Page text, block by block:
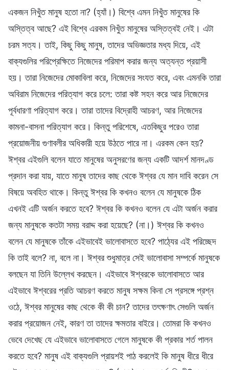
একজন নিখুঁত মানুষ হতো না? (হ্যাঁ।) বিশ্বে এমন নিখুঁত মানুষের কি
অস্তিত্ব আছে? এই বিশ্বে এরকম নিখুঁত মানুষের অস্তিত্বই নেই। এটা
চরম সত্য। তাই, কিছু কিছু মানুষ, তাদের অভিজ্ঞতার মধ্য দিয়ে, এই
বাক্যগুলির পরিপ্রেক্ষিতে নিজেদের পরিমাপ করার জন্য অত্যন্ত প্রয়াসী
হয়। তারা নিজেদের মোকাবিলা করে, নিজেদের সংযত করে, এবং এমনকি তারা
অবিরাম নিজেদের পরিত্যাগ করে চলে: তারা কষ্ট সহন করে আর নিজেদের
পূর্বধারণা পরিত্যাগ করে। তারা তাদের বিদ্রোহী আচরণ, আর নিজেদের
কামনা-বাসনা পরিত্যাগ করে। কিন্তু পরিশেষে, এতকিছুর পরেও তারা
প্রয়োজনীয় গুণাবলীর অধিকারী হয়ে উঠতে পারে না। এরকম কেন হয়?
ঈশ্বর এইগুলি বলেন যাতে মানুষের অনুসরণের জন্য একটি আদর্শ মানদণ্ড
প্রদান করা যায়, যাতে মানুষ তাদের কাছ থেকে ঈশ্বর যে মান দাবি করেন সে
বিষয়ে অবহিত থাকে। কিন্তু ঈশ্বর কি কখনও বলেন যে মানুষকে ঠিক
এখনই এটি অর্জন করতে হবে? ঈশ্বর কি কখনও বলেন যে এটা অর্জন করার
জন্য মানুষকে কতটা সময় বরাদ্দ করা হয়েছে? (না।) ঈশ্বর কি কখনও
বলেন যে মানুষকে তাঁকে এইভাবেই ভালোবাসতে হবে? পাঠ্যের এই পরিচ্ছেদ
কি তাই বলে? না, বলে না। ঈশ্বর শুধুমাত্র সেই ভালোবাসা সম্পর্কে মানুষকে
বলছেন যা তিনি উল্লেখ করছেন। এইভাবে ঈশ্বরকে ভালোবাসতে আর
এইভাবে ঈশ্বরের প্রতি আচরণ করতে মানুষ সক্ষম কিনা সে প্রসঙ্গে প্রশ্ন
ওঠে, ঈশ্বর মানুষের কাছ থেকে কী কী চান? তাদের তৎক্ষণাৎ সেগুলি অর্জন
করার প্রয়োজন নেই, কারণ তা তাদের ক্ষমতার বাইরে। তোমরা কি কখনও
ভেবে দেখেছ যে এইভাবে ভালোবাসতে গেলে মানুষকে কী প্রকার শর্ত পালন
করতে হবে? মানুষ এই বাক্যগুলি প্রায়শই পাঠ করলেই কি মানুষ ধীরে ধীরে